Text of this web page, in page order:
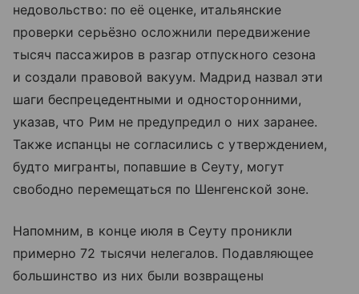
недовольство: по её оценке, итальянские
проверки серьёзно осложнили передвижение
тысяч пассажиров в разгар отпускного сезона
и создали правовой вакуум. Мадрид назвал эти
шаги беспрецедентными и односторонними,
указав, что Рим не предупредил о них заранее.
Также испанцы не согласились с утверждением,
будто мигранты, попавшие в Сеуту, могут
свободно перемещаться по Шенгенской зоне.
Напомним, в конце июля в Сеуту проникли
примерно 72 тысячи нелегалов. Подавляющее
большинство из них были возвращены